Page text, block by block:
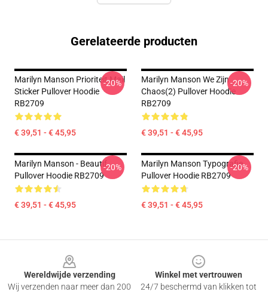
Gerelateerde producten
Marilyn Manson Prioriteit Mail
Sticker Pullover Hoodie
RB2709
€ 39,51 - € 45,95
-20%
Marilyn Manson We Zijn
Chaos(2) Pullover Hoodie
RB2709
€ 39,51 - € 45,95
-20%
Marilyn Manson - Beautif
Pullover Hoodie RB2709
€ 39,51 - € 45,95
-20%
Marilyn Manson Typografie
Pullover Hoodie RB2709
€ 39,51 - € 45,95
-20%
Wereldwijde verzending
Wij verzenden naar meer dan 200
Winkel met vertrouwen
24/7 beschermd van klikken tot